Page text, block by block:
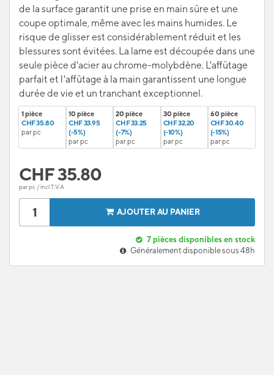
de la surface garantit une prise en main sûre et une
coupe optimale, même avec les mains humides. Le
risque de glisser est considérablement réduit et les
blessures sont évitées. La lame est découpée dans une
seule pièce d'acier au chrome-molybdène. L'affûtage
parfait et l'affûtage à la main garantissent une longue
durée de vie et un tranchant exceptionnel.
1 pièce
CHF 35.80
par pc
10 pièce
CHF 33.95
(-5%)
par pc
20 pièce
CHF 33.25
(-7%)
par pc
30 pièce
CHF 32.20
(-10%)
par pc
60 pièce
CHF 30.40
(-15%)
par pc
CHF35.80
par pc / incl T.V.A
AJOUTER AU PANIER
7 pièces disponibles en stock
Généralement disponible sous 48h